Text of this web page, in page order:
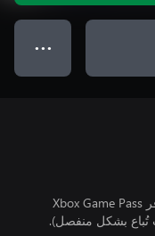
● ● ●
تتطلب اللعبة متعددة اللاعبين عبر الإنترنت توفر Xbox Game Pass